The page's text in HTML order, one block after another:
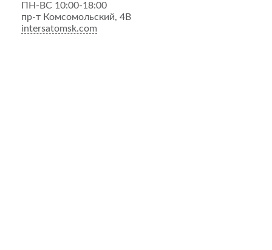
ПН-ВС 10:00-18:00
пр-т Комсомольский, 4В
intersatomsk.com